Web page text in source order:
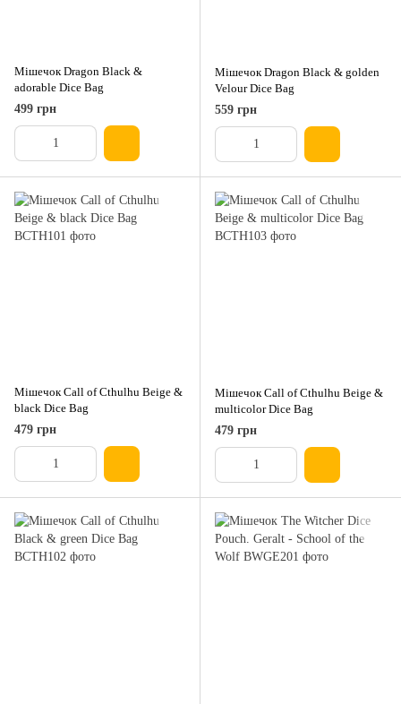
Мішечок Dragon Black &
adorable Dice Bag
499 грн
Мішечок Dragon Black & golden
Velour Dice Bag
559 грн
Мішечок Call of Cthulhu Beige &
black Dice Bag
479 грн
Мішечок Call of Cthulhu Beige &
multicolor Dice Bag
479 грн